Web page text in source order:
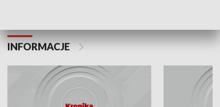
INFORMACJE